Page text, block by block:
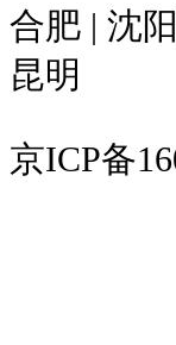
合肥 | 沈
昆明
京ICP备